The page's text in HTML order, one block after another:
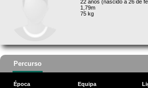
22 anos (nascido a 26 de
1,79m
75 kg
Percurso
Época Equipa